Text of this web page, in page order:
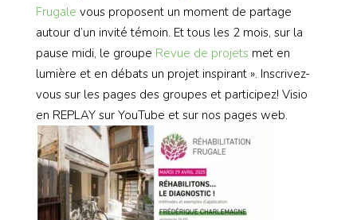
Frugale vous proposent un moment de partage
autour d’un invité témoin. Et tous les 2 mois, sur la
pause midi, le groupe Revue de projets met en
lumière et en débats un projet inspirant ». Inscrivez-
vous sur les pages des groupes et participez! Visio
en REPLAY sur YouTube et sur nos pages web.